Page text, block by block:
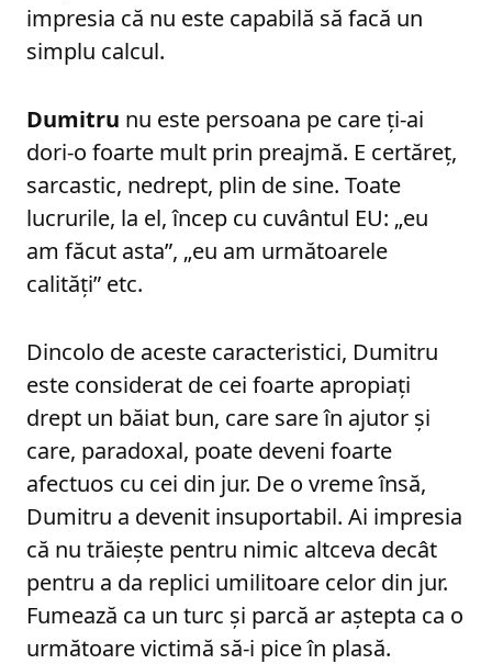
impresia că nu este capabilă să facă un
simplu calcul.
Dumitru nu este persoana pe care ți-ai
dori-o foarte mult prin preajmă. E certăreț,
sarcastic, nedrept, plin de sine. Toate
lucrurile, la el, încep cu cuvântul EU: „eu
am făcut asta”, „eu am următoarele
calități” etc.
Dincolo de aceste caracteristici, Dumitru
este considerat de cei foarte apropiați
drept un băiat bun, care sare în ajutor și
care, paradoxal, poate deveni foarte
afectuos cu cei din jur. De o vreme însă,
Dumitru a devenit insuportabil. Ai impresia
că nu trăiește pentru nimic altceva decât
pentru a da replici umilitoare celor din jur.
Fumează ca un turc și parcă ar aștepta ca o
următoare victimă să-i pice în plasă.